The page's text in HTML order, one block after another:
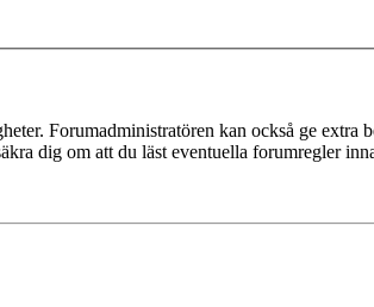
Forumadministratören kan också ge extra
dig om att du läst eventuella forumregler